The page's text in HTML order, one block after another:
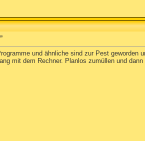
und ähnliche sind zur Pest geworden
mit dem Rechner. Planlos zumüllen und